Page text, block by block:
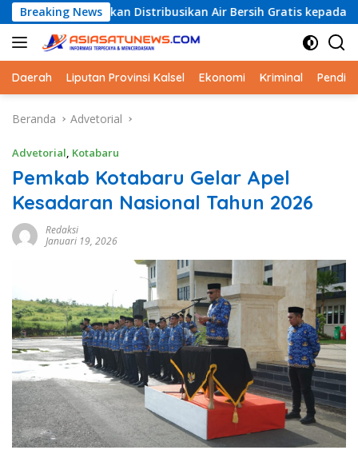
Langsung
ke
konten
Breaking News
akan Distribusikan Air Bersih Gratis kepada Masyarakat
Daerah Liputan Provinsi Kalsel Ekonomi Kriminal
Beranda Advetorial
Advetorial, Kotabaru
Pemkab Kotabaru Gelar Apel
Kesadaran Nasional Tahun 2026
Redaksi
Januari 19, 2026